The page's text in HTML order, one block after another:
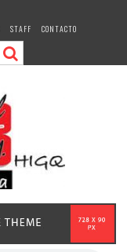
STAFF CONTACTO